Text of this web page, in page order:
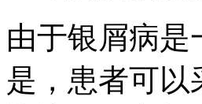
由于银屑病
是，患者可以